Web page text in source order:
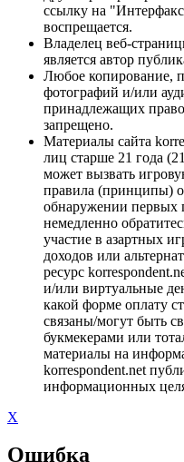
ссылку на
воспрещается.
Владелец веб-
является автор
Любое копирование,
фотографий и/или
принадлежащих
запрещено.
Материалы сайта
лиц старше 21 года
может вызвать
правила (принципы)
обнаружении первых
немедленно
участие в азартных
доходов или
ресурс
и/или виртуальные
какой форме оплату
связаны/могут быть
букмекерами или
материалы на
korrespondent.net
информационных
X
Ошибка